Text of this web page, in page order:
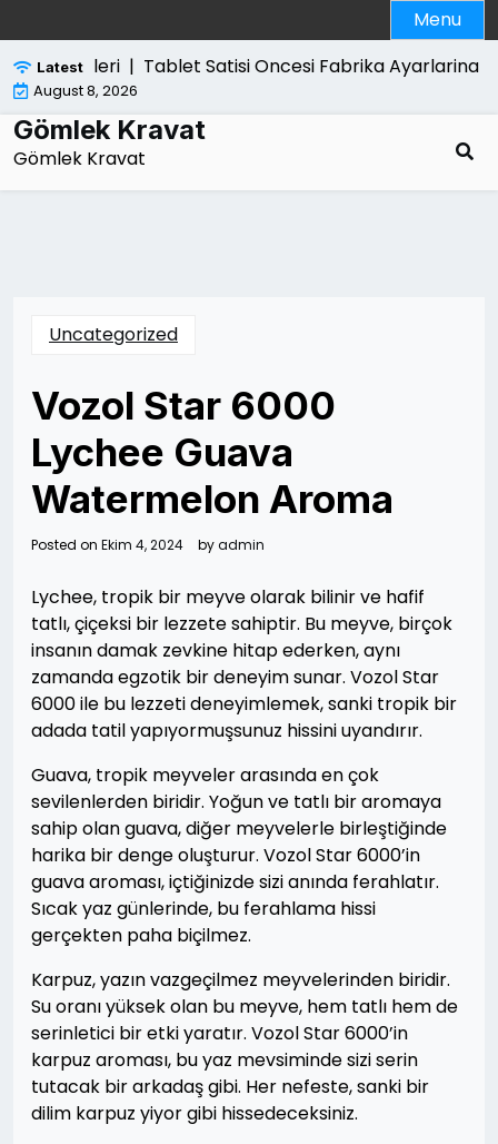
to
content
Menu
Latest
Etkileri |Tablet Satisi Oncesi Fabrika Ayarlarina
August 8, 2026
Gömlek Kravat
Gömlek Kravat
Uncategorized
Vozol Star 6000
Lychee Guava
Watermelon Aroma
Posted on Ekim 4, 2024 byadmin
Lychee, tropik bir meyve olarak bilinir ve hafif
tatlı, çiçeksi bir lezzete sahiptir. Bu meyve, birçok
insanın damak zevkine hitap ederken, aynı
zamanda egzotik bir deneyim sunar. Vozol Star
6000 ile bu lezzeti deneyimlemek, sanki tropik bir
adada tatil yapıyormuşsunuz hissini uyandırır.
Guava, tropik meyveler arasında en çok
sevilenlerden biridir. Yoğun ve tatlı bir aromaya
sahip olan guava, diğer meyvelerle birleştiğinde
harika bir denge oluşturur. Vozol Star 6000’in
guava aroması, içtiğinizde sizi anında ferahlatır.
Sıcak yaz günlerinde, bu ferahlama hissi
gerçekten paha biçilmez.
Karpuz, yazın vazgeçilmez meyvelerinden biridir.
Su oranı yüksek olan bu meyve, hem tatlı hem de
serinletici bir etki yaratır. Vozol Star 6000’in
karpuz aroması, bu yaz mevsiminde sizi serin
tutacak bir arkadaş gibi. Her nefeste, sanki bir
dilim karpuz yiyor gibi hissedeceksiniz.